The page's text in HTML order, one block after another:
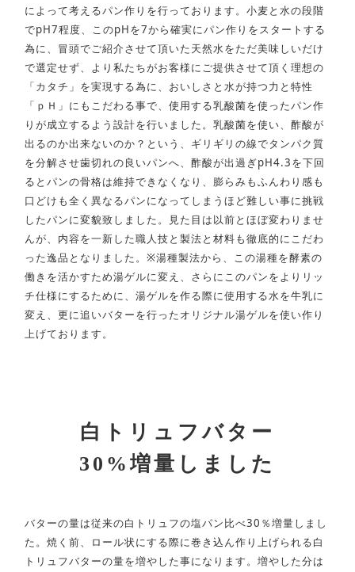
によって考えるパン作りを行っております。小麦と水の段階
でpH7程度、このpHを7から確実にパン作りをスタートする
為に、冒頭でご紹介させて頂いた天然水をただ美味しいだけ
で選定せず、より私たちがお客様にご提供させて頂く理想の
「カタチ」を実現する為に、おいしさと水が持つ力と特性
「ｐＨ」にもこだわる事で、使用する乳酸菌を使ったパン作
りが成立するよう設計を行いました。乳酸菌を使い、酢酸が
出るのか出来ないのか？という、ギリギリの線でタンパク質
を分解させ歯切れの良いパンへ、酢酸が出過ぎpH4.3を下回
るとパンの骨格は維持できなくなり、膨らみもふんわり感も
口どけも全く異なるパンになってしまうほど難しい事に挑戦
したパンに変貌致しました。見た目は以前とほぼ変わりませ
んが、内容を一新した職人技と製法と材料も徹底的にこだわ
った逸品となりました。※湯種製法から、この湯種を酵素の
働きを活かすため湯ゲルに変え、さらにこのパンをよりリッ
チ仕様にするために、湯ゲルを作る際に使用する水を牛乳に
変え、更に追いバターを行ったオリジナル湯ゲルを使い作り
上げております。
白トリュフバター
30%増量しました
バターの量は従来の白トリュフの塩パン比べ30％増量しまし
た。焼く前、ロール状にする際に巻き込ん作り上げられる白
トリュフバターの量を増やした事になります。増やした分は